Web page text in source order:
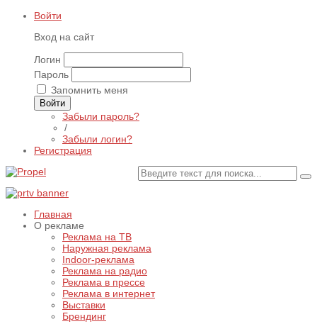
Войти
Вход на сайт
Логин
Пароль
Запомнить меня
Войти
Забыли пароль?
/
Забыли логин?
Регистрация
Главная
О рекламе
Реклама на ТВ
Наружная реклама
Indoor-реклама
Реклама на радио
Реклама в прессе
Реклама в интернет
Выставки
Брендинг